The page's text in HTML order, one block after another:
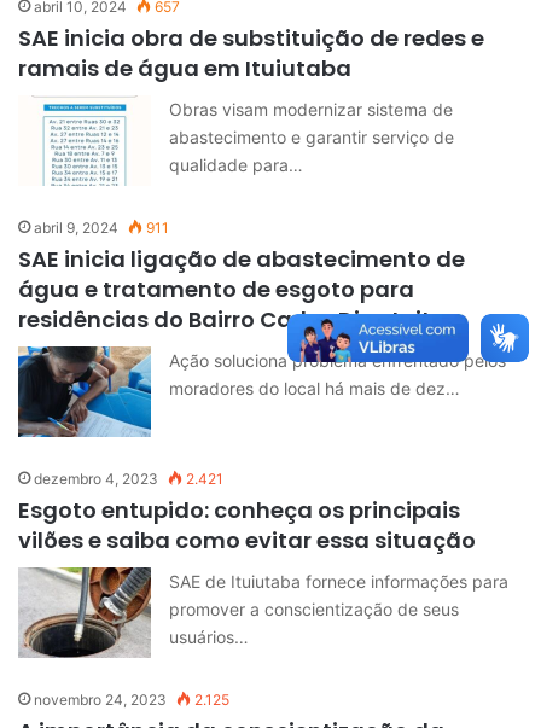
abril 10, 2024 657
SAE inicia obra de substituição de redes e
ramais de água em Ituiutaba
Obras visam modernizar sistema de
abastecimento e garantir serviço de
qualidade para…
abril 9, 2024 911
SAE inicia ligação de abastecimento de
água e tratamento de esgoto para
residências do Bairro Carlos Dias Leite
Ação soluciona problema enfrentado pelos
moradores do local há mais de dez…
dezembro 4, 2023 2.421
Esgoto entupido: conheça os principais
vilões e saiba como evitar essa situação
SAE de Ituiutaba fornece informações para
promover a conscientização de seus
usuários…
novembro 24, 2023 2.125